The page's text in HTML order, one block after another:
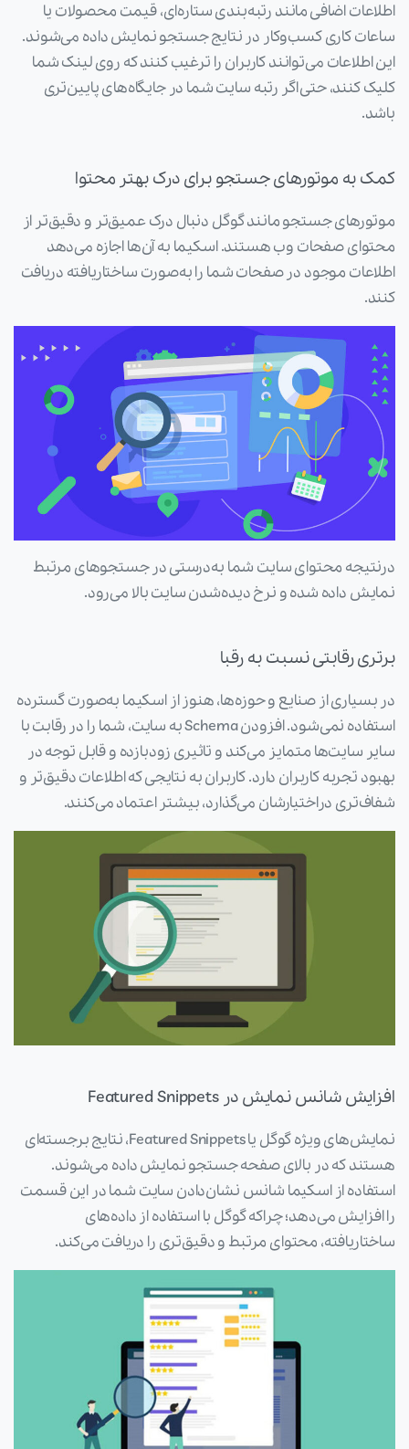
اطلاعات اضافی مانند رتبه‌بندی ستاره‌ای، قیمت محصولات یا
ساعات کاری کسب‌وکار در نتایج جستجو نمایش داده می‌شوند.
این اطلاعات می‌توانند کاربران را ترغیب کنند که روی لینک شما
کلیک کنند، حتی اگر رتبه سایت شما در جایگاه‌های پایین‌تری
باشد.
کمک به موتورهای جستجو برای درک بهتر محتوا
موتورهای جستجو مانند گوگل دنبال درک عمیق‌تر و دقیق‌تر از
محتوای صفحات وب هستند. اسکیما به آن‌ها اجازه می‌دهد
اطلاعات موجود در صفحات شما را به‌صورت ساختاریافته دریافت
کنند.
درنتیجه محتوای سایت شما به‌درستی در جستجوهای مرتبط
نمایش داده شده و نرخ دیده‌شدن سایت بالا می‌رود.
برتری رقابتی نسبت به رقبا
در بسیاری از صنایع و حوزه‌ها، هنوز از اسکیما به‌صورت گسترده
استفاده نمی‌شود. افزودن Schema به سایت، شما را در رقابت با
سایر سایت‌ها متمایز می‌کند و تاثیری زودبازده و قابل توجه در
بهبود تجربه کاربران دارد. کاربران به نتایجی که اطلاعات دقیق‌تر و
شفاف‌تری دراختیارشان می‌گذارد، بیشتر اعتماد می‌کنند.
افزایش شانس نمایش در Featured Snippets
نمایش‌های ویژه گوگل یا Featured Snippets، نتایج برجسته‌ای
هستند که در بالای صفحه جستجو نمایش داده می‌شوند.
استفاده از اسکیما شانس نشان‌دادن سایت شما در این قسمت
را افزایش می‌دهد؛ چراکه گوگل با استفاده از داده‌های
ساختاریافته، محتوای مرتبط و دقیق‌تری را دریافت می‌کند.